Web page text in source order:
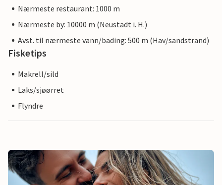
Nærmeste restaurant: 1000 m
Nærmeste by: 10000 m (Neustadt i. H.)
Avst. til nærmeste vann/bading: 500 m (Hav/sandstrand)
Fisketips
Makrell/sild
Laks/sjøørret
Flyndre